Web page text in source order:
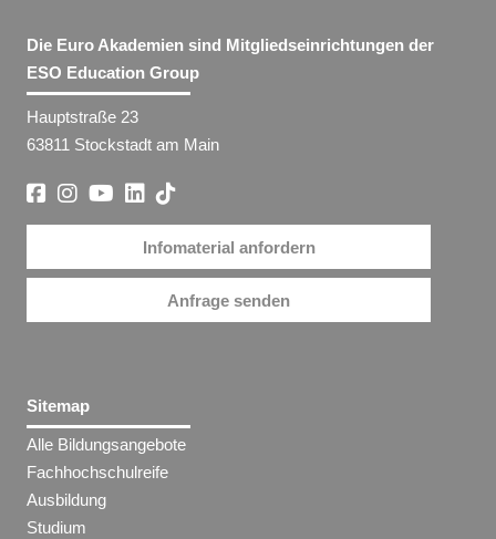
Die Euro Akademien sind Mitgliedseinrichtungen der
ESO Education Group
Hauptstraße 23
63811 Stockstadt am Main
Infomaterial anfordern
Anfrage senden
Sitemap
Alle Bildungsangebote
Fachhochschulreife
Ausbildung
Studium